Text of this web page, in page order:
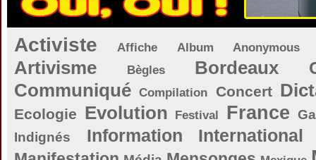
Activiste Affiche Album Anonymous
Artivisme Bègles Bordeaux
Communiqué Compilation Concert
Ecologie Evolution Festival France
Indignés
Information International